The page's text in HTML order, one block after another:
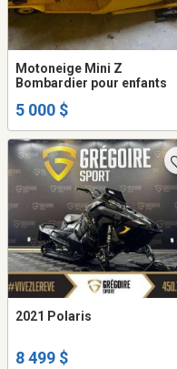
Motoneige Mini Z
Bombardier pour enfants
5 000 $
2021 Polaris
8 499 $